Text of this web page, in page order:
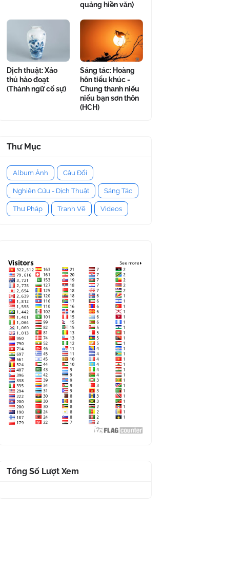
quảng hiền văn)
Dịch thuật: Xảo
thủ hào đoạt
(Thành ngữ cố sự)
Sáng tác: Hoàng
hôn tiểu khúc -
Chung thanh niểu
niểu bạn sơn thôn
(HCH)
Thư Mục
Album Ảnh Câu Đối
Nghiên Cứu - Dịch Thuật Sáng Tác
Thư Pháp Tranh Vẽ Videos
Tổng Số Lượt Xem